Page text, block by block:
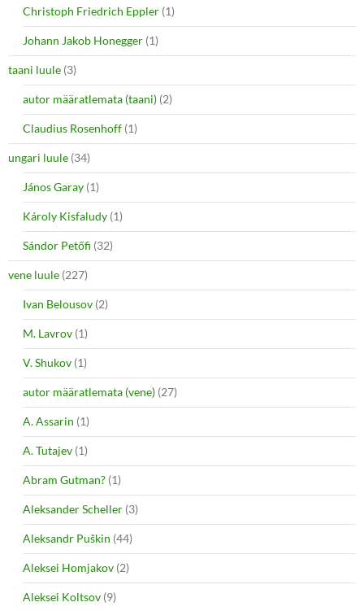
Christoph Friedrich Eppler (1)
Johann Jakob Honegger (1)
taani luule (3)
autor määratlemata (taani) (2)
Claudius Rosenhoff (1)
ungari luule (34)
János Garay (1)
Károly Kisfaludy (1)
Sándor Petőfi (32)
vene luule (227)
Ivan Belousov (2)
M. Lavrov (1)
V. Shukov (1)
autor määratlemata (vene) (27)
A. Assarin (1)
A. Tutajev (1)
Abram Gutman? (1)
Aleksander Scheller (3)
Aleksandr Puškin (44)
Aleksei Homjakov (2)
Aleksei Koltsov (9)